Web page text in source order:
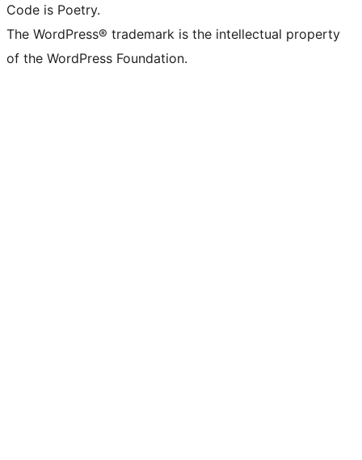
Code is Poetry.
The WordPress® trademark is the intellectual property
of the WordPress Foundation.